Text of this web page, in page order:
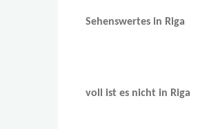
Sehenswertes in Riga
voll ist es nicht in Riga